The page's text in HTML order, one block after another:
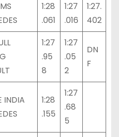
1:28
.061
1:27
.016
1:27.
402
1:27
.95
8
1:27
.05
2
DN
F
INDIA
1:28
.155
1:27
.68
5